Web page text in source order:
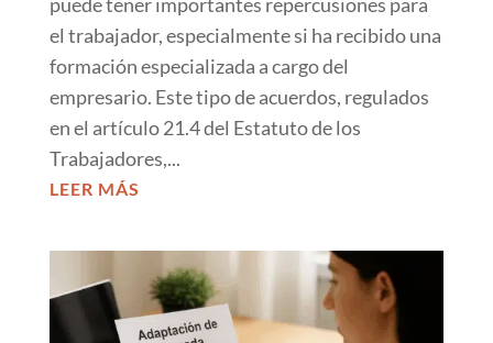
el trabajador, especialmente si ha recibido una
formación especializada a cargo del
empresario. Este tipo de acuerdos, regulados
en el artículo 21.4 del Estatuto de los
Trabajadores,...
LEER MÁS